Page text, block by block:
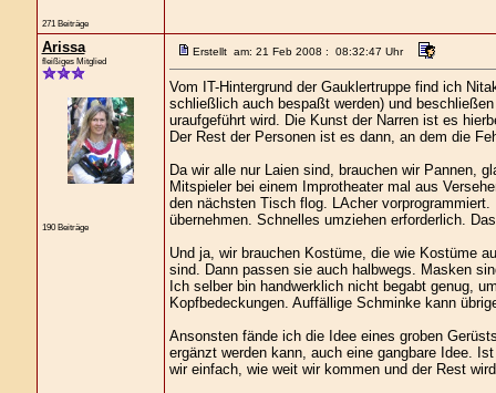
271 Beiträge
Arissa
fleißiges Mitglied
190 Beiträge
Erstellt am: 21 Feb 2008 : 08:32:47 Uhr
Vom IT-Hintergrund der Gauklertruppe find ich
schließlich auch bespaßt werden) und
uraufgeführt wird. Die Kunst der Narren ist es
Der Rest der Personen ist es dann, an dem die
Da wir alle nur Laien sind, brauchen wir Pannen,
Mitspieler bei einem Improtheater mal aus
den nächsten Tisch flog. LAcher
übernehmen. Schnelles umziehen erforderlich.
Und ja, wir brauchen Kostüme, die wie Kostüme
sind. Dann passen sie auch halbwegs. Masken
Ich selber bin handwerklich nicht begabt genug,
Kopfbedeckungen. Auffällige Schminke kann
Ansonsten fände ich die Idee eines groben
ergänzt werden kann, auch eine gangbare Idee.
wir einfach, wie weit wir kommen und der Rest